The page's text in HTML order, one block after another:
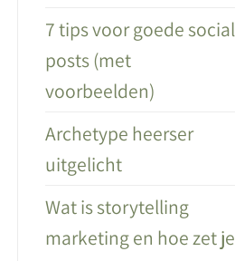
7 tips voor goede social
posts (met
voorbeelden)
Archetype heerser
uitgelicht
Wat is storytelling
marketing en hoe zet je